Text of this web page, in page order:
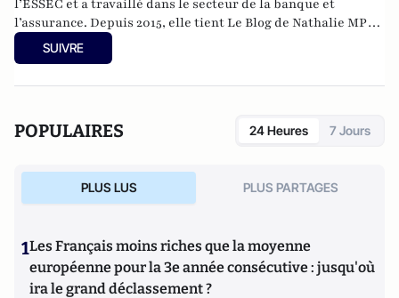
l’ESSEC et a travaillé dans le secteur de la banque et
l’assurance. Depuis 2015, elle tient Le Blog de Nathalie MP
avec l’objectif de faire connaître le libéralisme et
d’expliquer en quoi il constituerait une réponse adaptée aux
SUIVRE
POPULAIRES 24 Heures 7 Jours
PLUS LUS PLUS PARTAGES
1Les Français moins riches que la moyenne
européenne pour la 3e année consécutive : jusqu'où
ira le grand déclassement ?